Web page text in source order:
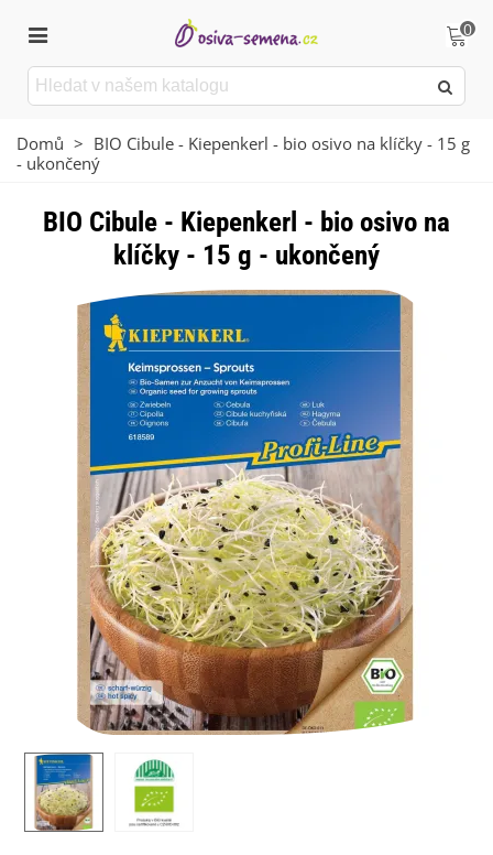
0
Domů > BIO Cibule - Kiepenkerl - bio osivo na klíčky - 15 g
- ukončený
BIO Cibule - Kiepenkerl - bio osivo na
klíčky - 15 g - ukončený